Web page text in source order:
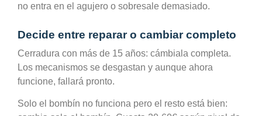
no entra en el agujero o sobresale demasiado.
Decide entre reparar o cambiar completo
Cerradura con más de 15 años: cámbiala completa.
Los mecanismos se desgastan y aunque ahora
funcione, fallará pronto.
Solo el bombín no funciona pero el resto está bien: